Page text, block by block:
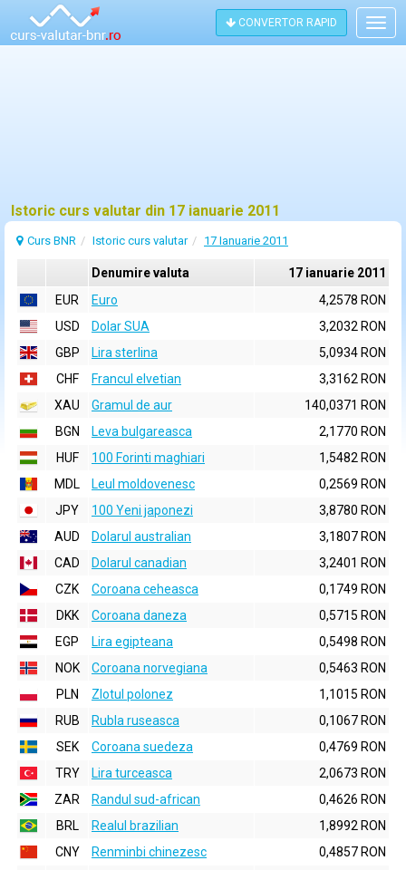
CONVERTOR RAPID
Istoric curs valutar din 17 ianuarie 2011
Curs BNR Istoric curs valutar 17 Ianuarie 2011
Denumire valuta
17 ianuarie 2011
EUR
Euro
4,2578 RON
USD
Dolar SUA
3,2032 RON
GBP
Lira sterlina
5,0934 RON
CHF
Francul elvetian
3,3162 RON
XAU
Gramul de aur
140,0371 RON
BGN
Leva bulgareasca
2,1770 RON
HUF
100 Forinti maghiari
1,5482 RON
MDL
Leul moldovenesc
0,2569 RON
JPY
100 Yeni japonezi
3,8780 RON
AUD
Dolarul australian
3,1807 RON
CAD
Dolarul canadian
3,2401 RON
CZK
Coroana ceheasca
0,1749 RON
DKK
Coroana daneza
0,5715 RON
EGP
Lira egipteana
0,5498 RON
NOK
Coroana norvegiana
0,5463 RON
PLN
Zlotul polonez
1,1015 RON
RUB
Rubla ruseasca
0,1067 RON
SEK
Coroana suedeza
0,4769 RON
TRY
Lira turceasca
2,0673 RON
ZAR
Randul sud-african
0,4626 RON
BRL
Realul brazilian
1,8992 RON
CNY
Renminbi chinezesc
0,4857 RON